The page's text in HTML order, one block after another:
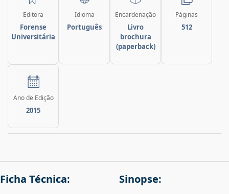
Editora
Forense
Universitária
Idioma
Português
Encardenação
Livro
brochura
(paperback)
Páginas
512
Ano de Edição
2015
Ficha Técnica: Sinopse: